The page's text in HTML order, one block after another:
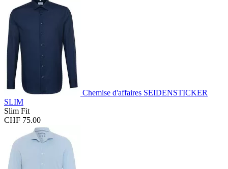
Chemise d'affaires SEIDENSTICKER
SLIM
Slim Fit
CHF 75.00